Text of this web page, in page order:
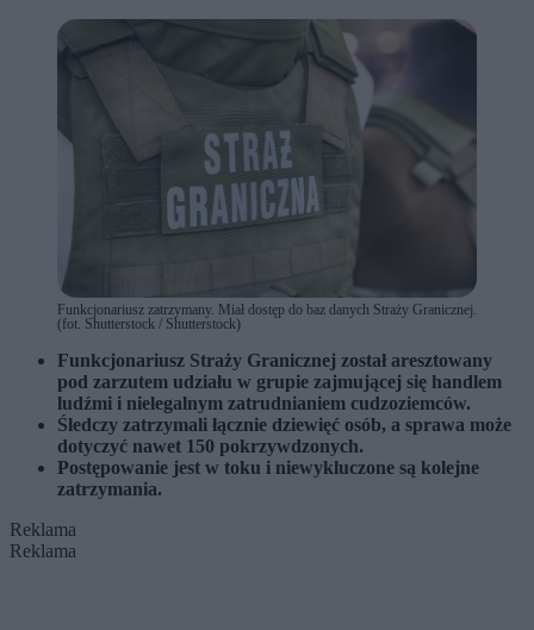
Funkcjonariusz zatrzymany. Miał dostęp do baz danych Straży Granicznej.
(fot. Shutterstock / Shutterstock)
Funkcjonariusz Straży Granicznej został aresztowany
pod zarzutem udziału w grupie zajmującej się handlem
ludźmi i nielegalnym zatrudnianiem cudzoziemców.
Śledczy zatrzymali łącznie dziewięć osób, a sprawa może
dotyczyć nawet 150 pokrzywdzonych.
Postępowanie jest w toku i niewykluczone są kolejne
zatrzymania.
Reklama
Reklama